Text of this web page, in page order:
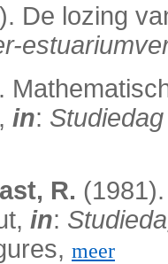
De lozing
in:
R.
in:
meer